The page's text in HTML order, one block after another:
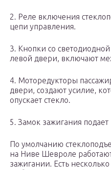
2. Реле включения
цепи управления.
3. Кнопки со
левой двери, включают
4. Моторедукторы
двери, создают усилие,
опускает стекло.
5. Замок зажигания
По умолчанию
на Ниве Шевроле
зажигании. Есть